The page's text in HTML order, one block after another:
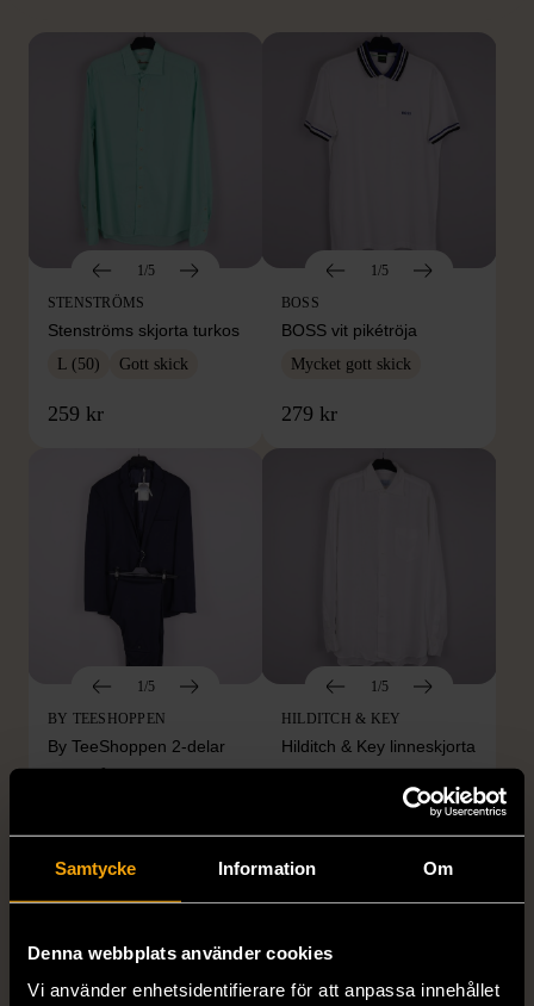
Samtycke Information Om
Denna webbplats använder cookies
Vi använder enhetsidentifierare för att anpassa innehållet
1/5
STENSTRÖMS
Stenströms skjorta turkos
L (50) Gott skick
259 kr
1/5
BOSS
BOSS vit pikétröja
Mycket gott skick
279 kr
1/5
BY TEESHOPPEN
By TeeShoppen 2-delar
mörkblå kostym
399 kr
1/5
HILDITCH & KEY
Hilditch & Key linneskjorta
med bröstficka
Mycket gott skick
399 kr